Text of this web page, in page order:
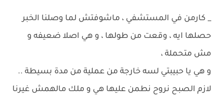
_ كارمن في المستشفي ، ماشوفتش لما وصلنا الخبر
حصلها ايه ، وقعت من طولها ، و هي اصلا ضعيفه و
مش متحملة ،
و هي يا حبيبتي لسه خارجة من عملية من مدة بسيطة ..
لازم الصبح نروح نطمن عليها هي و ملك مالهمش غيرنا